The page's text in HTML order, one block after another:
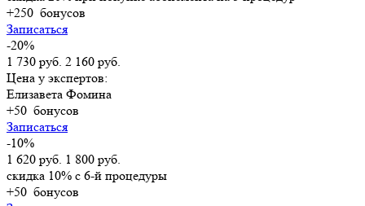
+250 бонусов
Записаться
-20%
1 730 руб. 2 160 руб.
Цена у экспертов:
Елизавета Фомина
+50 бонусов
Записаться
-10%
1 620 руб. 1 800 руб.
скидка 10% с 6-й процедуры
+50 бонусов